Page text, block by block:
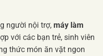
người nội trợ, máy làm
với các bạn trẻ, sinh viên
thức món ăn vặt ngon